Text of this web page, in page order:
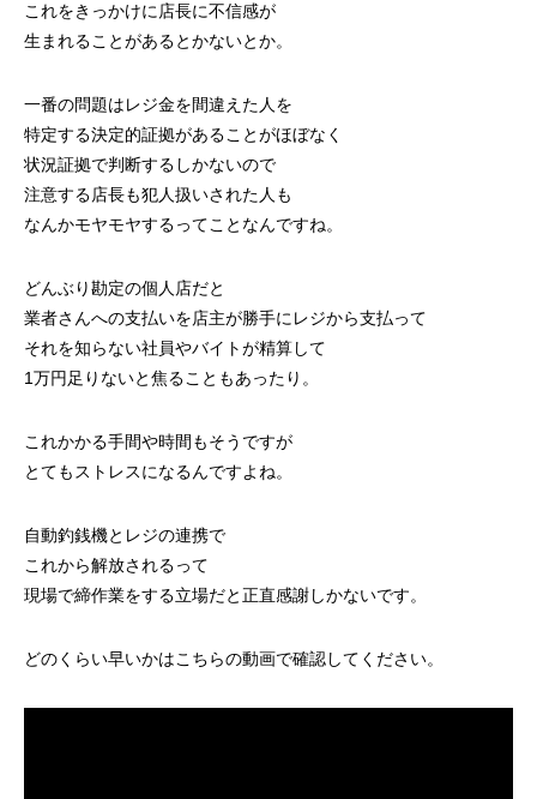
これをきっかけに店長に不信感が
生まれることがあるとかないとか。
一番の問題はレジ金を間違えた人を
特定する決定的証拠があることがほぼなく
状況証拠で判断するしかないので
注意する店長も犯人扱いされた人も
なんかモヤモヤするってことなんですね。
どんぶり勘定の個人店だと
業者さんへの支払いを店主が勝手にレジから支払って
それを知らない社員やバイトが精算して
1万円足りないと焦ることもあったり。
これかかる手間や時間もそうですが
とてもストレスになるんですよね。
自動釣銭機とレジの連携で
これから解放されるって
現場で締作業をする立場だと正直感謝しかないです。
どのくらい早いかはこちらの動画で確認してください。